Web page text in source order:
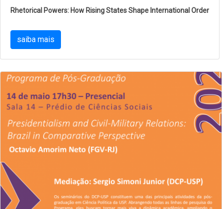
Rhetorical Powers: How Rising States Shape International Order
saiba mais